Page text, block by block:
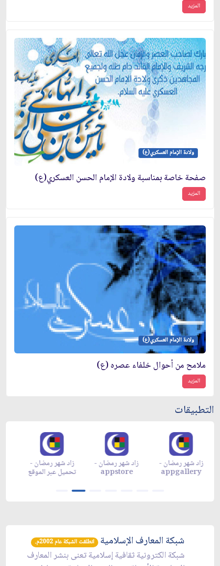
المزيد
ولادة الإمام العسكري(ع)
صفحة خاصة بمناسبة ولادة الإمام الحسن العسكري(ع)
المزيد
ولادة الإمام العسكري(ع)
ملامح من أحوال خلفاء عصره (ع)
المزيد
التطبيقات
زاد شهر رمضان -
تحميل عبر الموقع
زاد شهر رمضان -
appstore
زاد شهر رمضان -
appgallery
شبكة المعارف الإسلامية انطلقت الشبكة عام 2002م.
شبكة الكترونية ثقافية إسلامية تعنى بنشر المعارف